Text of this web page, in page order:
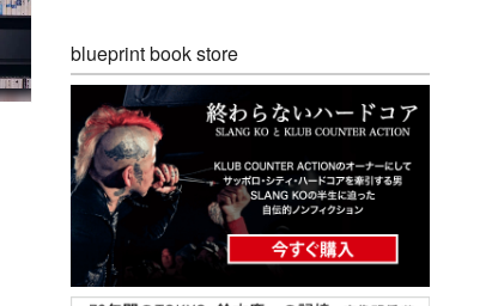
blueprint book store